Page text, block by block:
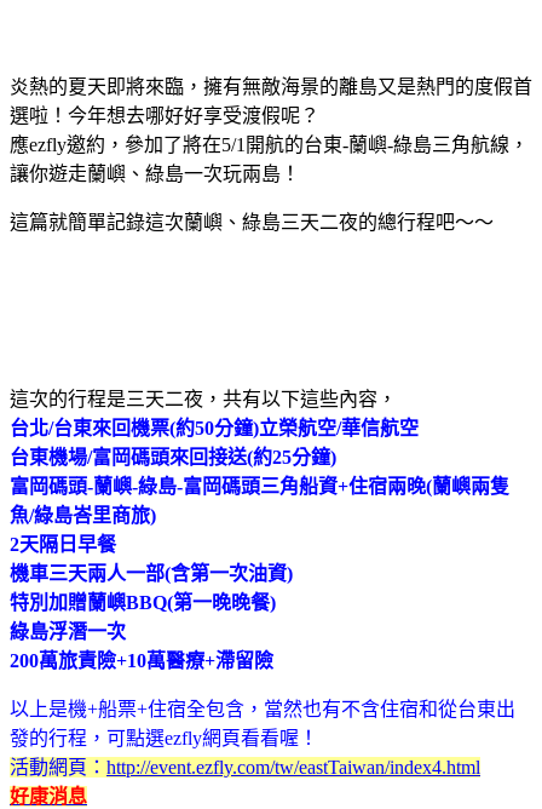
炎熱的夏天即將來臨，擁有無敵海景的離島又是熱門的度假首
選啦！今年想去哪好好享受渡假呢？
應ezfly邀約，參加了將在5/1開航的台東-蘭嶼-綠島三角航線，
讓你遊走蘭嶼、綠島一次玩兩島！
這篇就簡單記錄這次蘭嶼、綠島三天二夜的總行程吧～～
這次的行程是三天二夜，共有以下這些內容，
台北/台東來回機票(約50分鐘)立榮航空/華信航空
台東機場/富岡碼頭來回接送(約25分鐘)
富岡碼頭-蘭嶼-綠島-富岡碼頭三角船資+住宿兩晚(蘭嶼兩隻
魚/綠島峇里商旅)
2天隔日早餐
機車三天兩人一部(含第一次油資)
特別加贈蘭嶼BBQ(第一晚晚餐)
綠島浮潛一次
200萬旅責險+10萬醫療+滯留險
以上是機+船票+住宿全包含，當然也有不含住宿和從台東出
發的行程，可點選ezfly網頁看看喔！
活動網頁： http://event.ezfly.com/tw/eastTaiwan/index4.html
好康消息